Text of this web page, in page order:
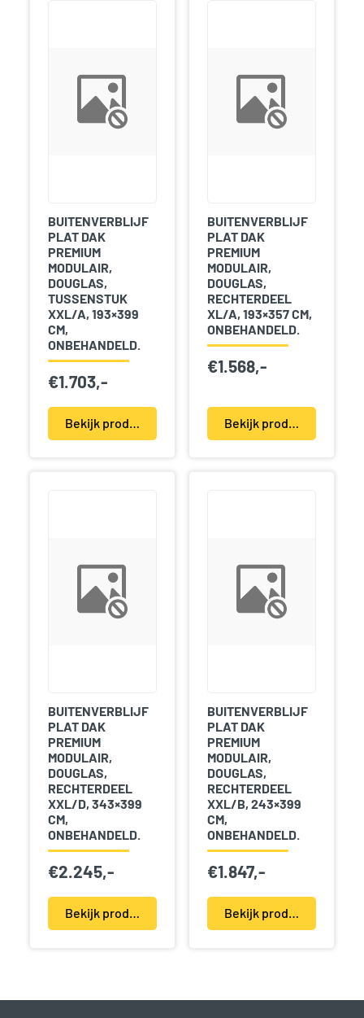
BUITENVERBLIJF
PLAT DAK
PREMIUM
MODULAIR,
DOUGLAS,
TUSSENSTUK
XXL/A, 193×399
CM,
ONBEHANDELD.
€1.703,-
Bekijk product(en)
BUITENVERBLIJF
PLAT DAK
PREMIUM
MODULAIR,
DOUGLAS,
RECHTERDEEL
XL/A, 193×357 CM,
ONBEHANDELD.
€1.568,-
Bekijk product(en)
BUITENVERBLIJF
PLAT DAK
PREMIUM
MODULAIR,
DOUGLAS,
RECHTERDEEL
XXL/D, 343×399
CM,
ONBEHANDELD.
€2.245,-
Bekijk product(en)
BUITENVERBLIJF
PLAT DAK
PREMIUM
MODULAIR,
DOUGLAS,
RECHTERDEEL
XXL/B, 243×399
CM,
ONBEHANDELD.
€1.847,-
Bekijk product(en)